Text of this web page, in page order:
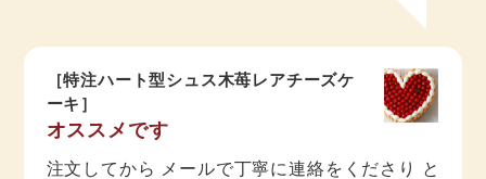
［特注ハート型シュス木苺レアチーズケ
ーキ］
オススメです
注文してから メールで丁寧に連絡をくださり と